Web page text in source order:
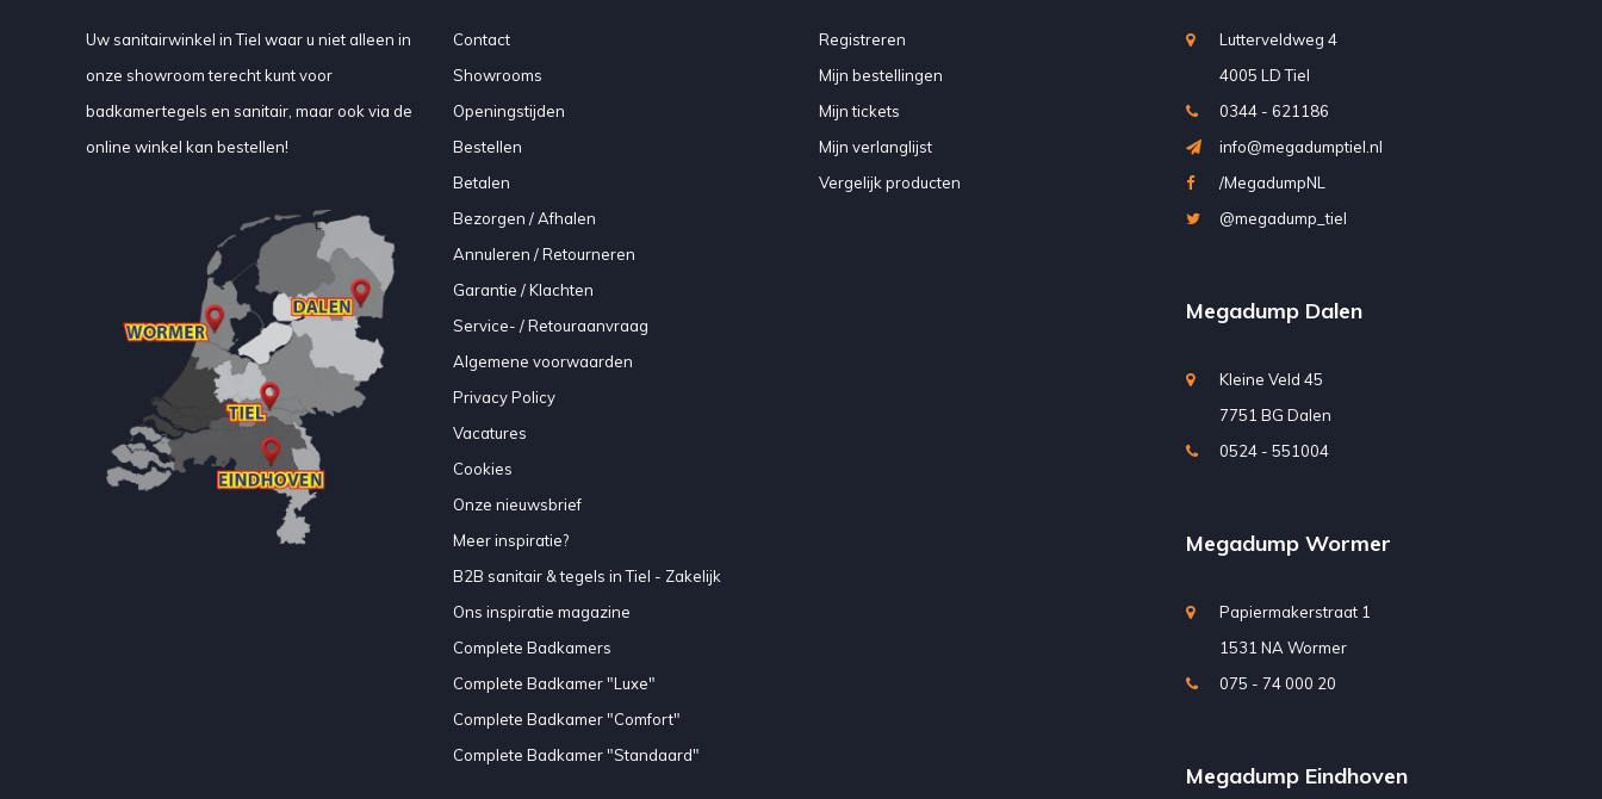
Uw sanitairwinkel in Tiel waar u niet alleen in
onze showroom terecht kunt voor
badkamertegels en sanitair, maar ook via de
online winkel kan bestellen!
Contact
Showrooms
Openingstijden
Bestellen
Betalen
Bezorgen / Afhalen
Annuleren / Retourneren
Garantie / Klachten
Service- / Retouraanvraag
Algemene voorwaarden
Privacy Policy
Vacatures
Cookies
Onze nieuwsbrief
Meer inspiratie?
B2B sanitair & tegels in Tiel - Zakelijk
Ons inspiratie magazine
Complete Badkamers
Complete Badkamer "Luxe"
Complete Badkamer "Comfort"
Complete Badkamer "Standaard"
Registreren
Mijn bestellingen
Mijn tickets
Mijn verlanglijst
Vergelijk producten
Lutterveldweg 4
4005 LD Tiel
0344 - 621186
info@megadumptiel.nl
/MegadumpNL
@megadump_tiel
Megadump Dalen
Kleine Veld 45
7751 BG Dalen
0524 - 551004
Megadump Wormer
Papiermakerstraat 1
1531 NA Wormer
075 - 74 000 20
Megadump Eindhoven